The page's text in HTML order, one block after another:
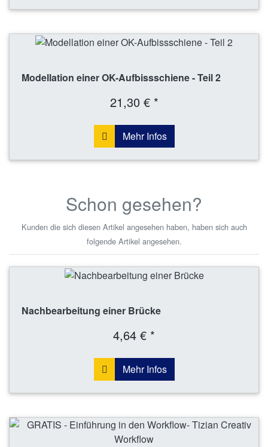
Modellation einer OK-Aufbissschiene - Teil 2
21,30 € *
Mehr Infos
Schon gesehen?
Kunden die sich diesen Artikel angesehen haben, haben sich auch
folgende Artikel angesehen.
Nachbearbeitung einer Brücke
4,64 € *
Mehr Infos